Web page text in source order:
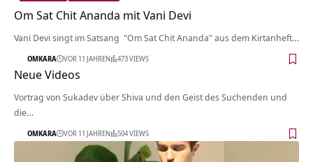
Om Sat Chit Ananda mit Vani Devi
Vani Devi singt im Satsang "Om Sat Chit Ananda" aus dem Kirtanheft…
OMKARA VOR 11 JAHREN 473 VIEWS
Neue Videos
Vortrag von Sukadev über Shiva und den Geist des Suchenden und
die…
OMKARA VOR 11 JAHREN 504 VIEWS